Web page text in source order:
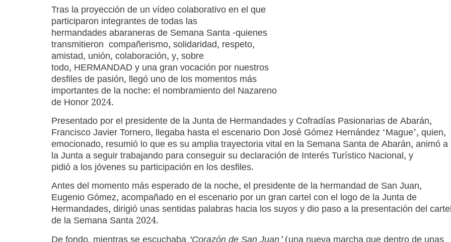
Tras la proyección de un vídeo colaborativo en el que
participaron integrantes de todas las
hermandades abaraneras de Semana Santa -quienes
transmitieron compañerismo, solidaridad, respeto,
amistad, unión, colaboración, y, sobre
todo, HERMANDAD y una gran vocación por nuestros
desfiles de pasión, llegó uno de los momentos más
importantes de la noche: el nombramiento del Nazareno
de Honor 2024.
Presentado por el presidente de la Junta de Hermandades y Cofradías Pasionarias de Abarán,
Francisco Javier Tornero, llegaba hasta el escenario Don José Gómez Hernández ‘Mague’, quien,
emocionado, resumió lo que es su amplia trayectoria vital en la Semana Santa de Abarán, animó a
la Junta a seguir trabajando para conseguir su declaración de Interés Turístico Nacional, y
pidió a los jóvenes su participación en los desfiles.
Antes del momento más esperado de la noche, el presidente de la hermandad de San Juan,
Eugenio Gómez, acompañado en el escenario por un gran cartel con el logo de la Junta de
Hermandades, dirigió unas sentidas palabras hacia los suyos y dio paso a la presentación del
de la Semana Santa 2024.